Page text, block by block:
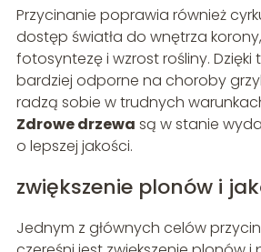
Przycinanie poprawia również
dostęp światła do wnętrza
fotosyntezę i wzrost rośliny. Dzięki
bardziej odporne na choroby
radzą sobie w trudnych
Zdrowe drzewa są w stanie
o lepszej jakości.
zwiększenie plonów i
Jednym z głównych celów